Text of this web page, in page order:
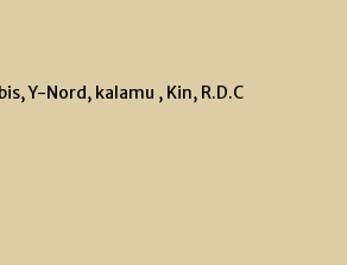
Y-Nord, kalamu , Kin, R.D.C